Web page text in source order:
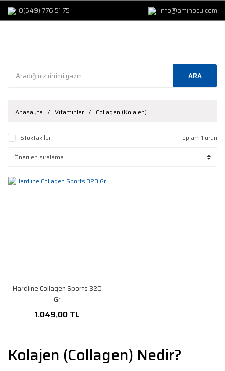
0(549) 776 51 75 info@aminocu.com
ARA
Anasayfa Vitaminler Collagen (Kolajen)
Stoktakiler Toplam 1 ürün
Hardline Collagen Sports 320
Gr
1.049,00 TL
Kolajen (Collagen) Nedir?